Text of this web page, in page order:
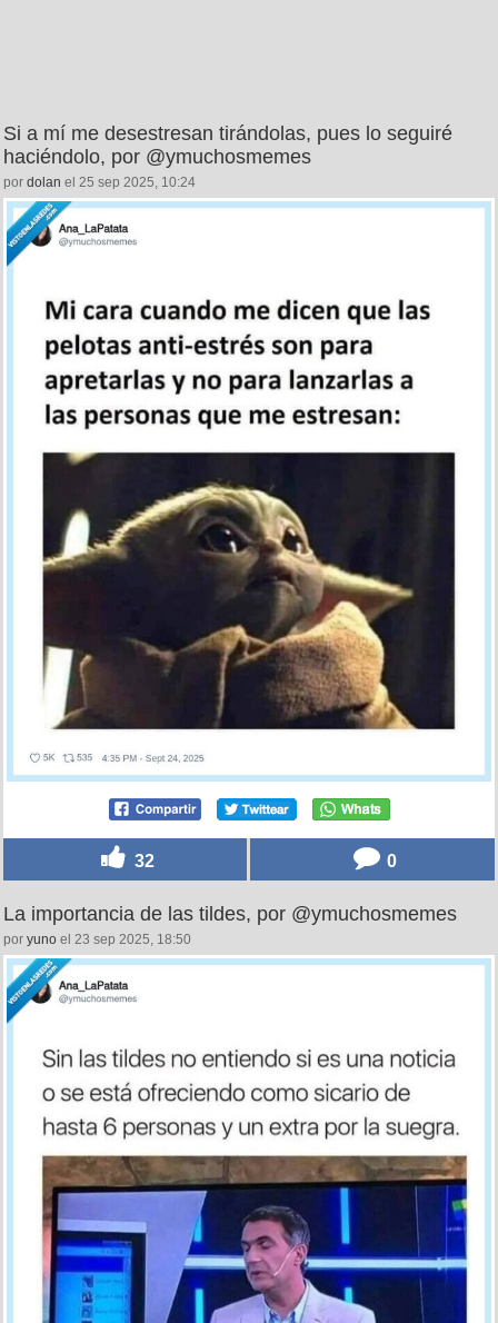
Si a mí me desestresan tirándolas, pues lo seguiré
haciéndolo, por @ymuchosmemes
por dolan el 25 sep 2025, 10:24
32 0
La importancia de las tildes, por @ymuchosmemes
por yuno el 23 sep 2025, 18:50